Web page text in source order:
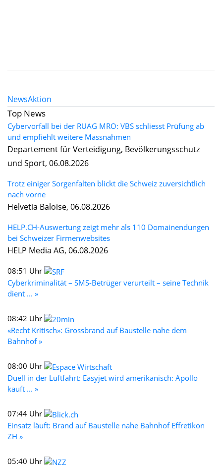
NewsAktion
Top News
Cybervorfall bei der RUAG MRO: VBS schliesst Prüfung ab
und empfiehlt weitere Massnahmen
Departement für Verteidigung, Bevölkerungsschutz
und Sport, 06.08.2026
Trotz einiger Sorgenfalten blickt die Schweiz zuversichtlich
nach vorne
Helvetia Baloise, 06.08.2026
HELP.CH-Auswertung zeigt mehr als 110 Domainendungen
bei Schweizer Firmenwebsites
HELP Media AG, 06.08.2026
08:51 Uhr
Cyberkriminalität – SMS-Betrüger verurteilt – seine Technik
dient ... »
08:42 Uhr
«Recht Kritisch»: Grossbrand auf Baustelle nahe dem
Bahnhof »
08:00 Uhr
Duell in der Luftfahrt: Easyjet wird amerikanisch: Apollo
kauft ... »
07:44 Uhr
Einsatz läuft: Brand auf Baustelle nahe Bahnhof Effretikon
ZH »
05:40 Uhr